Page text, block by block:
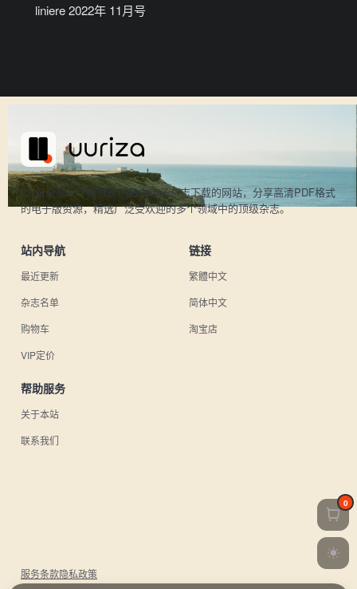
liniere 2022年 11月号
UU日杂是一个提供热门日本电子杂志下载的网站，分享高清PDF格式
的电子版资源，精选广泛受欢迎的多个领域中的顶级杂志。
站内导航
最近更新
杂志名单
购物车
VIP定价
链接
繁體中文
简体中文
淘宝店
帮助服务
关于本站
联系我们
服务条款隐私政策
0